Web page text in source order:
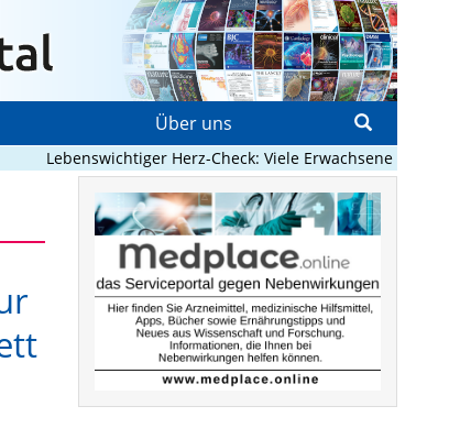
Über uns
Lebenswichtiger Herz-Check: Viele Erwachsene mit